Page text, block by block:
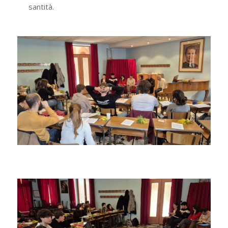
santità.